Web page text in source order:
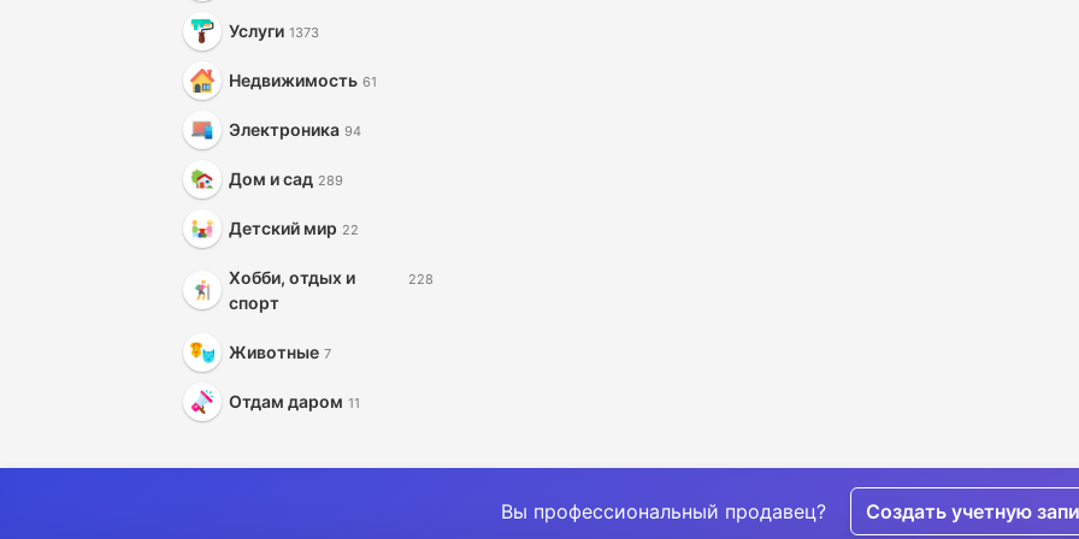
Услуги 1373
Недвижимость 61
Электроника 94
Дом и сад 289
Детский мир 22
Хобби, отдых и
спорт
228
Животные 7
Отдам даром 11
Вы профессиональный продавец? Создать учетную